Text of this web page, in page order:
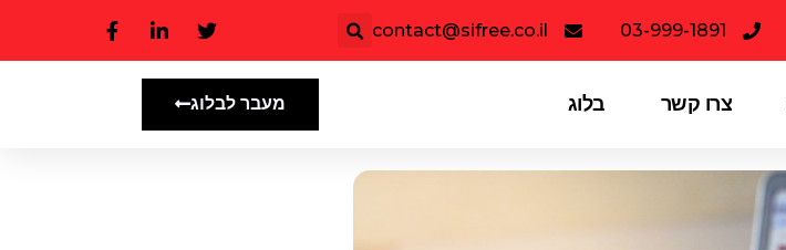
03-999-1891
contact@sifree.co.il
צרו קשר בלוג מעבר לבלוג